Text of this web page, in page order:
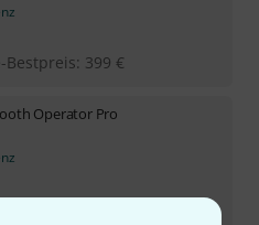
Bestpreis: 399 €
Operator Pro